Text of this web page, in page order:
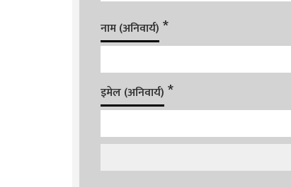
नाम (अनिवार्य) *
इमेल (अनिवार्य) *